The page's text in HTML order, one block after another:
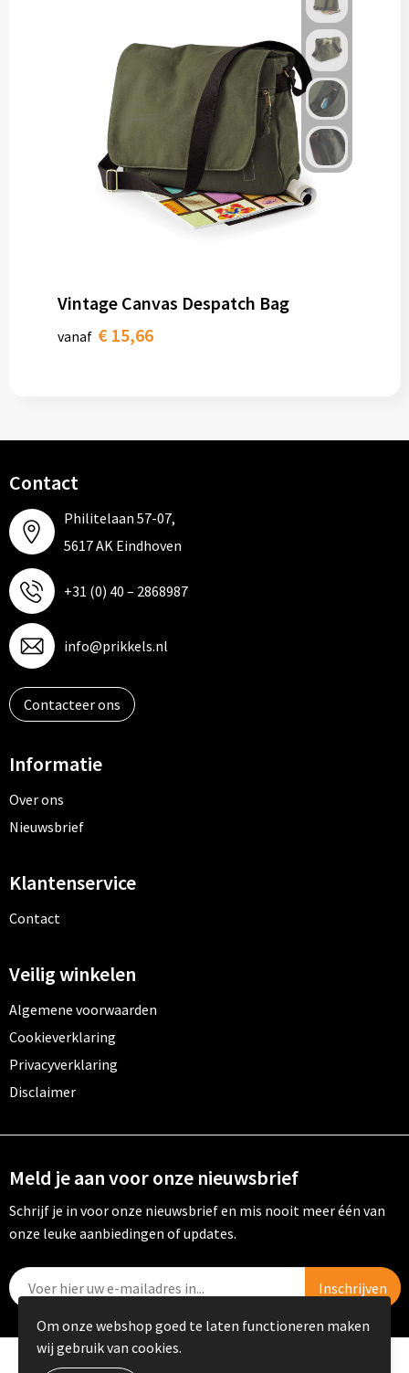
Vintage Canvas Despatch Bag
vanaf € 15,66
Contact
Philitelaan 57-07,
5617 AK Eindhoven
+31 (0) 40 – 2868987
info@prikkels.nl
Contacteer ons
Informatie
Over ons
Nieuwsbrief
Klantenservice
Contact
Veilig winkelen
Algemene voorwaarden
Cookieverklaring
Privacyverklaring
Disclaimer
Meld je aan voor onze nieuwsbrief
Schrijf je in voor onze nieuwsbrief en mis nooit meer één van
onze leuke aanbiedingen of updates.
Om onze webshop goed te laten functioneren maken
wij gebruik van cookies.